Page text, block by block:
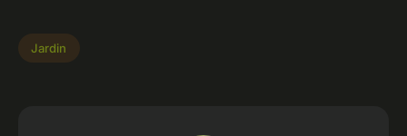
Jardin